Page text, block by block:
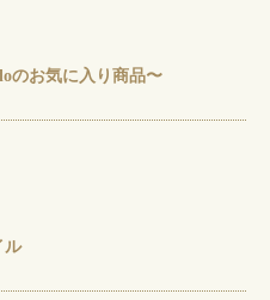
のお気に入り商品〜
ル